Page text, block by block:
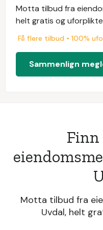
Motta tilbud fra
helt gratis og
Få flere tilbud • 100%
Sammenlign
Finn
Motta tilbud fra
Uvdal, helt